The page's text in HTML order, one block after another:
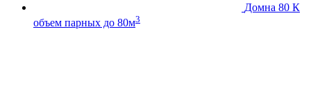
Домна 80 К
объем парных до 80м3